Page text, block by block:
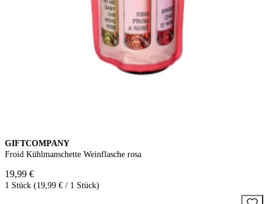
GIFTCOMPANY
Froid Kühlmanschette Weinflasche rosa
19,99 €
1 Stück (19,99 € / 1 Stück)